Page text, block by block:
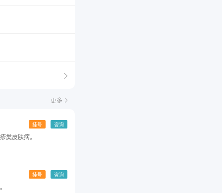
更多
咨询
挂号
类皮肤病。
咨询
挂号